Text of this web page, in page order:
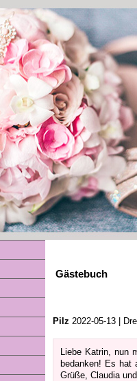
Gästebuch
Pilz 2022-05-13 |
Liebe Katrin, nun
bedanken! Es hat
Grüße, Claudia